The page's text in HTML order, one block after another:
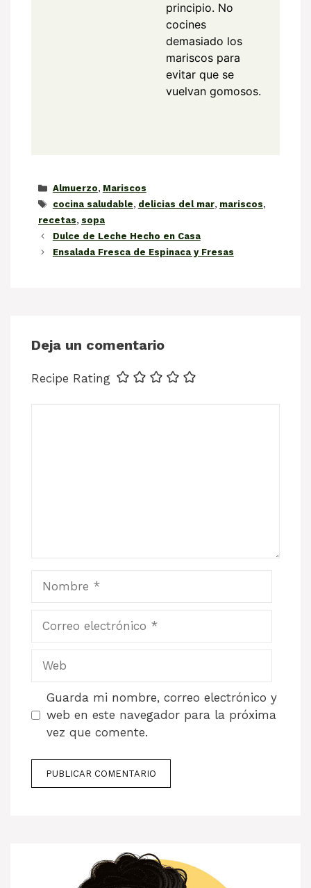
principio. No
cocines
demasiado los
mariscos para
evitar que se
vuelvan gomosos.
Categorías
Almuerzo, Mariscos
Etiquetas
cocina saludable, delicias del mar, mariscos,
recetas, sopa
Dulce de Leche Hecho en Casa
Ensalada Fresca de Espinaca y Fresas
Deja un comentario
Recipe Rating
Nombre
Guarda mi nombre, correo electrónico y
web en este navegador para la próxima
vez que comente.